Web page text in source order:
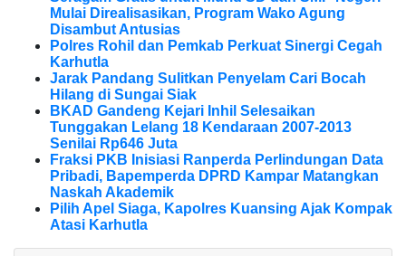
Mulai Direalisasikan, Program Wako Agung
Disambut Antusias
Polres Rohil dan Pemkab Perkuat Sinergi Cegah
Karhutla
Jarak Pandang Sulitkan Penyelam Cari Bocah
Hilang di Sungai Siak
BKAD Gandeng Kejari Inhil Selesaikan
Tunggakan Lelang 18 Kendaraan 2007-2013
Senilai Rp646 Juta
Fraksi PKB Inisiasi Ranperda Perlindungan Data
Pribadi, Bapemperda DPRD Kampar Matangkan
Naskah Akademik
Pilih Apel Siaga, Kapolres Kuansing Ajak Kompak
Atasi Karhutla